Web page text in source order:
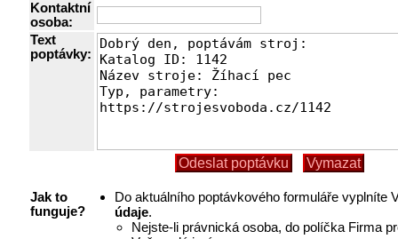
Kontaktní
osoba:
Text
poptávky:
Jak to
funguje?
Do aktuálního poptávkového formuláře vyplníte
údaje.
Nejste-li právnická osoba, do políčka Firma